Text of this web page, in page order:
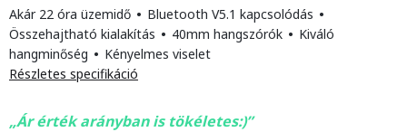
Akár 22 óra üzemidő • Bluetooth V5.1 kapcsolódás •
Összehajtható kialakítás • 40mm hangszórók • Kiváló
hangminőség • Kényelmes viselet
Részletes specifikáció
Ár érték arányban is tökéletes:)